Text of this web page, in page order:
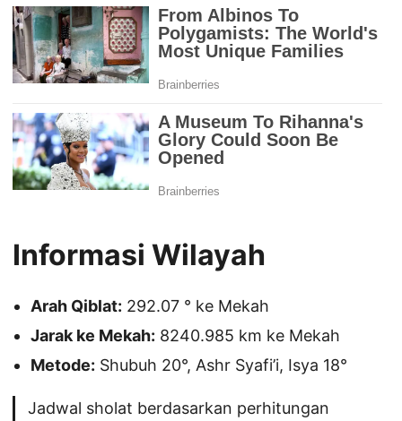
Informasi Wilayah
Arah Qiblat: 292.07 ° ke Mekah
Jarak ke Mekah: 8240.985 km ke Mekah
Metode: Shubuh 20°, Ashr Syafi’i, Isya 18°
Jadwal sholat berdasarkan perhitungan